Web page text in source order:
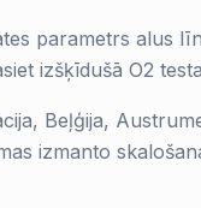
parametrs alus
izšķīdušā O2
Beļģija,
izmanto